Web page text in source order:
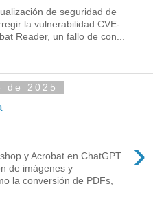
de seguridad de
la vulnerabilidad CVE-
Reader, un fallo de con...
de 2025
›
y Acrobat en ChatGPT
de imágenes y
la conversión de PDFs,